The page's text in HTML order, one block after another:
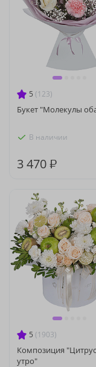
5 (123)
Букет "Молекулы
В наличии
3 470 ₽
5 (1903)
Композиция
утро"